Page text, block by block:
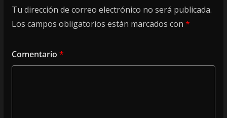
Tu dirección de correo electrónico no será publicada.
Los campos obligatorios están marcados con *
Comentario *